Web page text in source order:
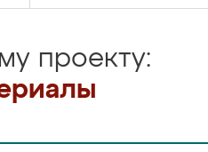
проекту: